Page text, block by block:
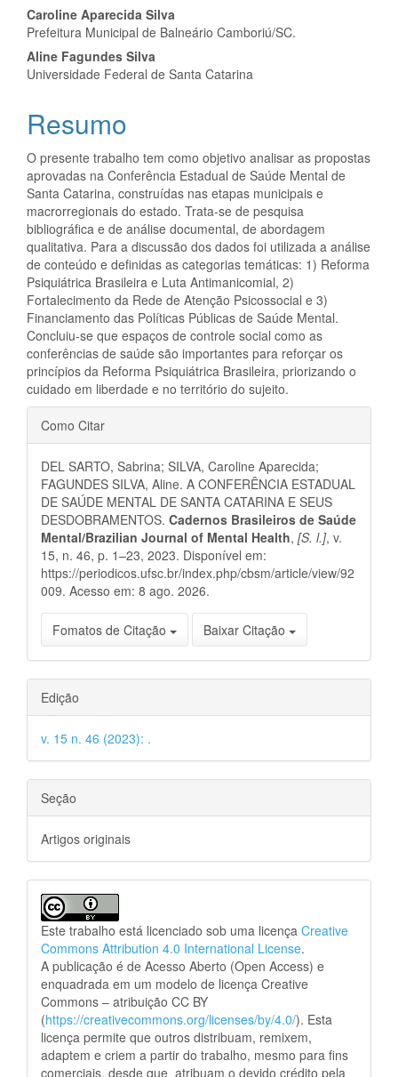
artigo
principal
Caroline Aparecida Silva
Prefeitura Municipal de Balneário Camboriú/SC.
Aline Fagundes Silva
Universidade Federal de Santa Catarina
Resumo
O presente trabalho tem como objetivo analisar as propostas
aprovadas na Conferência Estadual de Saúde Mental de
Santa Catarina, construídas nas etapas municipais e
macrorregionais do estado. Trata-se de pesquisa
bibliográfica e de análise documental, de abordagem
qualitativa. Para a discussão dos dados foi utilizada a análise
de conteúdo e definidas as categorias temáticas: 1) Reforma
Psiquiátrica Brasileira e Luta Antimanicomial, 2)
Fortalecimento da Rede de Atenção Psicossocial e 3)
Financiamento das Políticas Públicas de Saúde Mental.
Concluiu-se que espaços de controle social como as
conferências de saúde são importantes para reforçar os
princípios da Reforma Psiquiátrica Brasileira, priorizando o
cuidado em liberdade e no território do sujeito.
Detalhes
do
artigo
Como Citar
DEL SARTO, Sabrina; SILVA, Caroline Aparecida;
FAGUNDES SILVA, Aline. A CONFERÊNCIA ESTADUAL
DE SAÚDE MENTAL DE SANTA CATARINA E SEUS
DESDOBRAMENTOS. Cadernos Brasileiros de Saúde
Mental/Brazilian Journal of Mental Health, [S. l.], v.
15, n. 46, p. 1–23, 2023. Disponível em:
https://periodicos.ufsc.br/index.php/cbsm/article/view/92
009. Acesso em: 8 ago. 2026.
Fomatos de Citação Baixar Citação
Edição
v. 15 n. 46 (2023): .
Seção
Artigos originais
Este trabalho está licenciado sob uma licença Creative
Commons Attribution 4.0 International License.
A publicação é de Acesso Aberto (Open Access) e
enquadrada em um modelo de licença Creative
Commons – atribuição CC BY
(https://creativecommons.org/licenses/by/4.0/). Esta
licença permite que outros distribuam, remixem,
adaptem e criem a partir do trabalho, mesmo para fins
comerciais, desde que atribuam o devido crédito pela